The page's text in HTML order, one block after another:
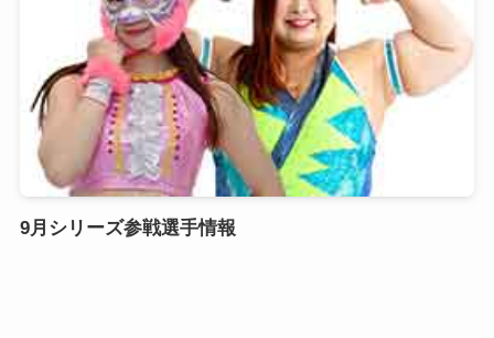
9月シリーズ参戦選手情報